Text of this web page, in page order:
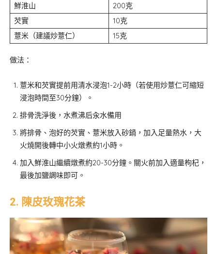
鮮淮山
200克
芡實
10克
薏米（建議炒薏仁）
15克
做法：
薏米和芡實提前用清水浸泡1-2小時（若使用炒薏仁可縮短
浸泡時間至30分鐘）。
排骨洗淨後，水煮沸后汆水備用
將排骨、泡好的芡實、薏米放入砂鍋，加入足量熱水，大
火燒開後轉中小火燉煮約1小時。
加入鮮淮山繼續燉煮約20-30分鐘。關火前加入適量枸杞，
最後加鹽調味即可。
2. 陳皮玫瑰花茶